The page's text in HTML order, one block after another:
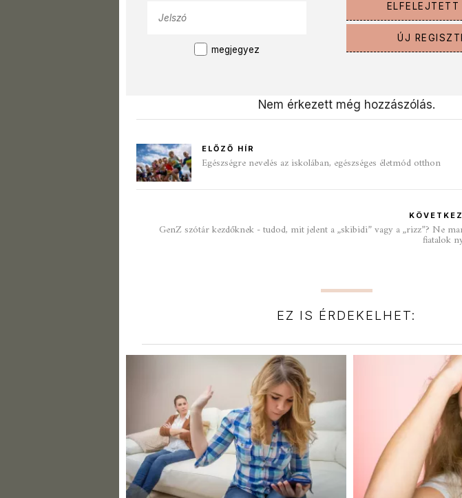
megjegyez
ÚJ
Nem érkezett még hozzászólás.
ELŐZŐ HÍR
Egészségre nevelés az iskolában, egészséges életmód otthon
GenZ szótár kezdőknek - tudod, mit jelent a „skibidi” vagy a „rizz”? Ne
fiatalok
EZ IS ÉRDEKELHET: